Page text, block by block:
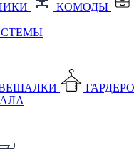
КОМОДЫ